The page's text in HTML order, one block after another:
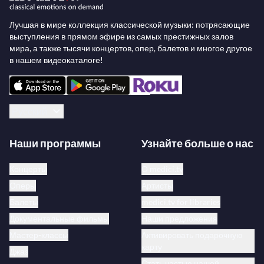
Лучшая в мире коллекция классической музыки: потрясающие
выступления в прямом эфире из самых престижных залов
мира, а также тысячи концертов, опер, балетов и многое другое
в нашем видеокаталоге!
Наши программы Узнайте больше о нас